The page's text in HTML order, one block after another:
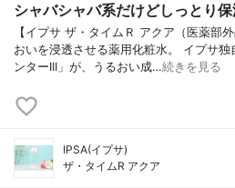
シャバシャバ系だけどしっとり
【イプサ ザ・タイムＲ アクア（医薬部
おいを浸透させる薬用化粧水。 イプサ
ンターIII」が、うるおい成…続きを見る
IPSA(イプサ)
ザ・タイムR アクア